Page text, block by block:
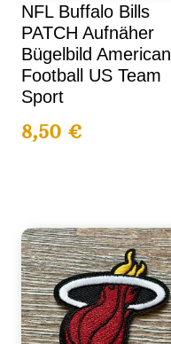
NFL Buffalo Bills
PATCH Aufnäher
Bügelbild American
Football US Team
Sport
8,50€